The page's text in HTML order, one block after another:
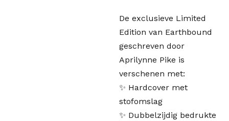
De exclusieve Limited
Edition van Earthbound
geschreven door
Aprilynne Pike is
verschenen met:
✨ Hardcover met
stofomslag
✨ Dubbelzijdig bedrukte